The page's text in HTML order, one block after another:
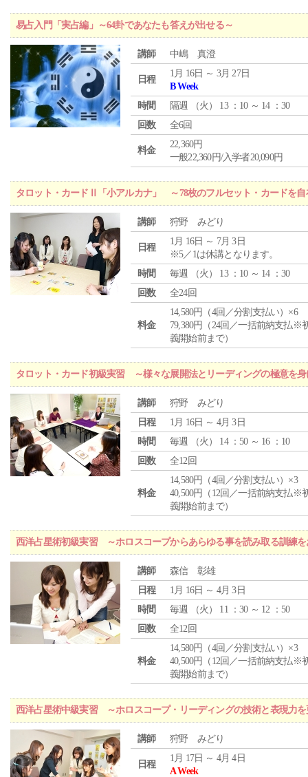
易占入門「実占編」～64卦であなたも答えが出せる～
講師 中嶋 真澄
日程
1月 16日 ～ 3月 27日
B Week
時間
隔週 （火 ） 13 ：10 ～ 14 ：30
回数
全6回
料金
22,360円
一般22,360円/入学者20,090円
タロット・カードⅡ「小アルカナ」 ～78枚のフルセット・カードを自
講師 狩野 みどり
日程
1月 16日 ～ 7月 3日
※5／1は休講となります。
時間
毎週 （火 ） 13 ：10 ～ 14 ：30
回数
全24回
料金
14,580円（4回／分割支払い）×6
79,380円（24回／一括前納支払※
義開始前まで）
タロット・カード初級実習 ～様々な展開法とリーディングの極意を身
講師
狩野 みどり
日程
1月 16日 ～ 4月 3日
時間
毎週 （火 ） 14 ：50 ～ 16 ：10
回数
全12回
料金
14,580円（4回／分割支払い）×3
40,500円（12回／一括前納支払※
義開始前まで）
西洋占星術初級実習 ～ホロスコープからあらゆる事を読み取る訓練を
講師
森信 彰雄
日程
1月 16日 ～ 4月 3日
時間
毎週 （火 ） 11 ：30 ～ 12 ：50
回数
全12回
料金
14,580円（4回／分割支払い）×3
40,500円（12回／一括前納支払※
義開始前まで）
西洋占星術中級実習 ～ホロスコープ・リーディングの技術と表現力
講師 狩野 みどり
日程
1月 17日 ～ 4月 4日
A Week